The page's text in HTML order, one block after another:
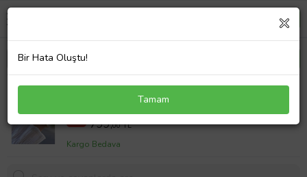
Coliseum Çelik Kordon Cartier Model Elips (Oval)
Tasarım Kadın Kol Saati FG.CRT.001
%75 3149,00 TL
799,00 TL
Kargo Bedava
Bir Hata Oluştu!
Tamam